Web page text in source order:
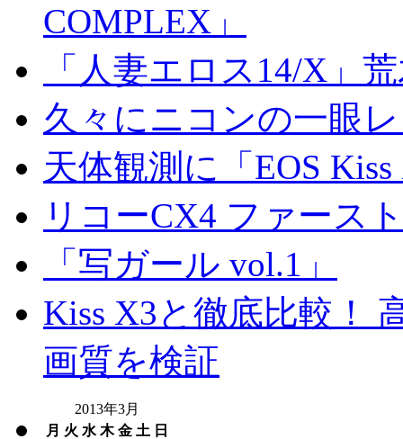
COMPLEX」
「人妻エロス14/X」
久々にニコンの一眼
天体観測に「EOS
リコーCX4 ファース
「写ガール vol.1」
Kiss X3と徹底比較！
画質を検証
2013年3月
月 火 水 木 金 土 日